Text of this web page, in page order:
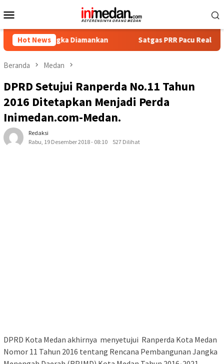
ke
Mobile
Hot News
Diamankan Satgas PRR Pacu Realisasi
Beranda Medan
DPRD Setujui Ranperda No.11 Tahun
2016 Ditetapkan Menjadi Perda
Inimedan.com-Medan.
Redaksi
Rabu, 19 Desember 2018 - 08:10
527 Dilihat
DPRD Kota Medan akhirnya menyetujui Ranperda Kota Medan
Nomor 11 Tahun 2016 tentang Rencana Pembangunan Jangka